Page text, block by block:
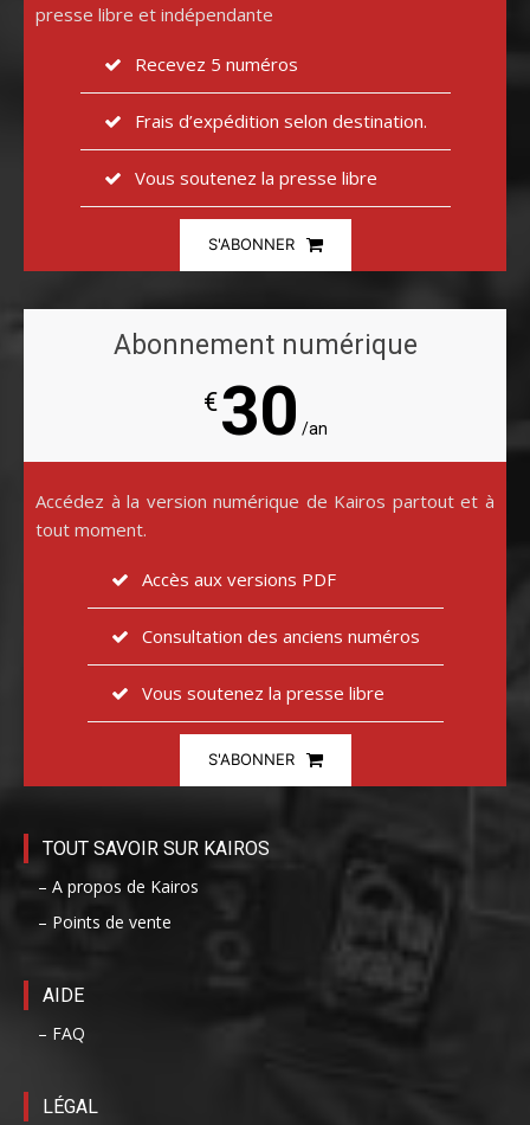
presse libre et indépendante
Recevez 5 numéros
Frais d’expédition selon destination.
Vous soutenez la presse libre
S'ABONNER
Abonnement numérique
€30 /an
Accédez à la version numérique de Kairos partout et à
tout moment.
Accès aux versions PDF
Consultation des anciens numéros
Vous soutenez la presse libre
S'ABONNER
TOUT SAVOIR SUR KAIROS
– A propos de Kairos
– Points de vente
AIDE
– FAQ
LÉGAL